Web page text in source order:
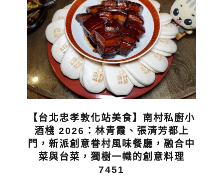
【台北忠孝敦化站美食】南村私廚小
酒棧 2026：林青霞、張清芳都上
門，新派創意眷村風味餐廳，融合中
菜與台菜，獨樹一幟的創意料理
7451